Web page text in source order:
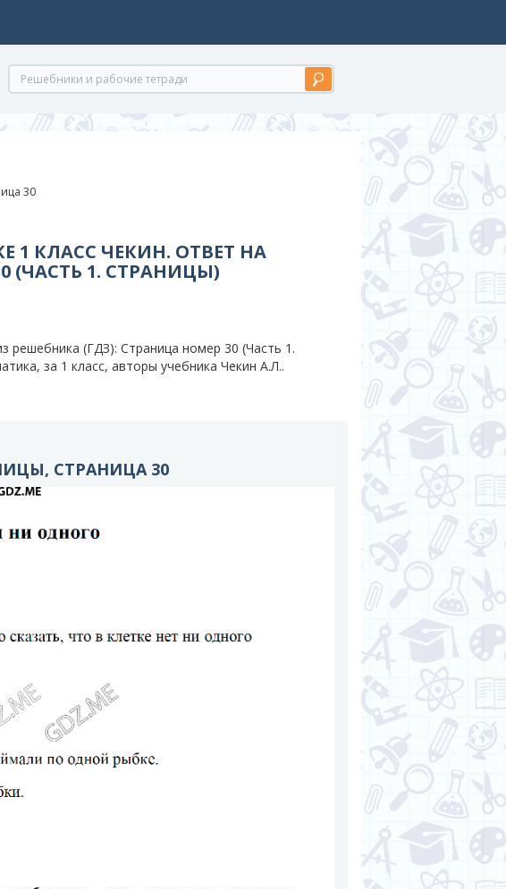
30
1 КЛАСС ЧЕКИН. ОТВЕТ НА
(ЧАСТЬ 1. СТРАНИЦЫ)
решебника (ГДЗ): Страница номер 30 (Часть 1.
за 1 класс, авторы учебника Чекин А.Л..
СТРАНИЦА 30